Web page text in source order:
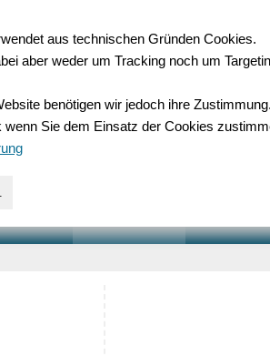
aus technischen Gründen Cookies.
aber weder um Tracking noch um
benötigen wir jedoch ihre
wenn Sie dem Einsatz der Cookies